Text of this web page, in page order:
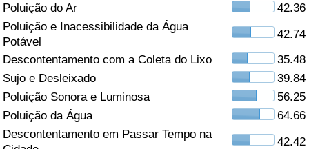
Poluição do Ar
42.36
Poluição e Inacessibilidade da Água
Potável
42.74
Descontentamento com a Coleta do Lixo
35.48
Sujo e Desleixado
39.84
Poluição Sonora e Luminosa
56.25
Poluição da Água
64.66
Descontentamento em Passar Tempo na
42.42
Indicador de Crime
Índice de criminalidade por país
Saúde
Indicador de Saúde (Atual)